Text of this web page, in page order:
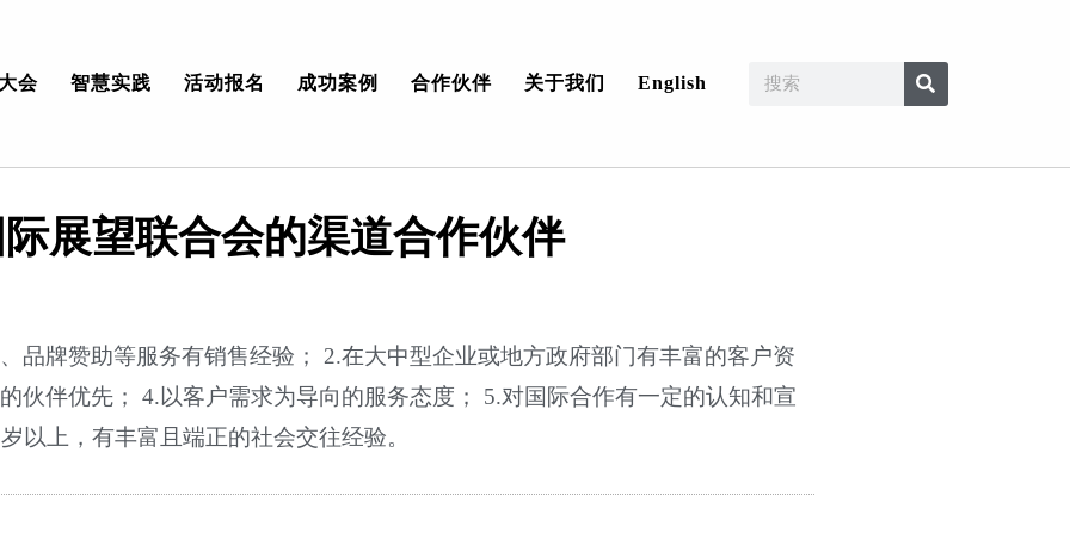
会 智慧实践 活动报名 成功案例 合作伙伴 关于我们 English
展望联合会的渠道合作伙伴
品牌赞助等服务有销售经验； 2.在大中型企业或地方政府部门有丰富的客户资
伙伴优先； 4.以客户需求为导向的服务态度； 5.对国际合作有一定的认知和宣
以上，有丰富且端正的社会交往经验。